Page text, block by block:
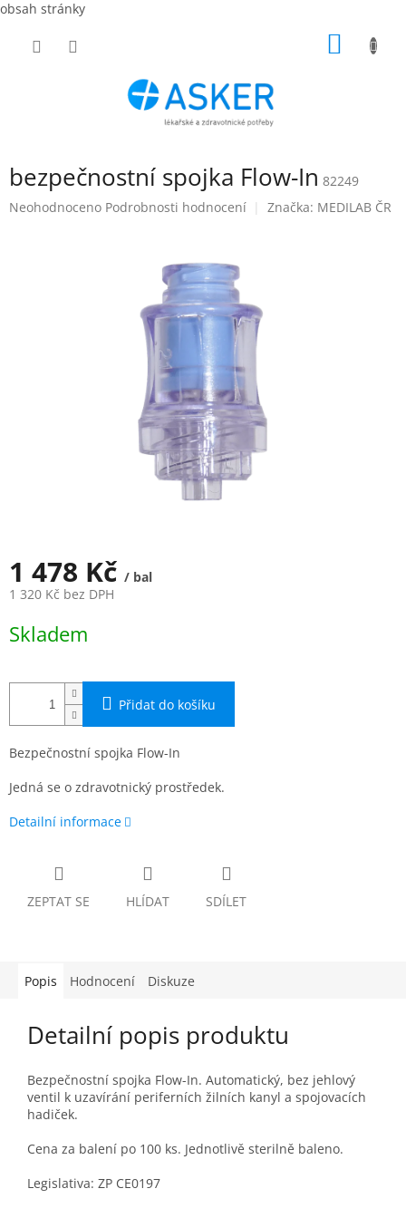
obsah stránky
bezpečnostní spojka Flow-In 82249
Průměrné
Neohodnoceno Podrobnosti hodnocení Značka: MEDILAB ČR
1 478 Kč / bal
1 320 Kč bez DPH
cena:
Skladem
Přidat do košíku
Bezpečnostní spojka Flow-In
Jedná se o zdravotnický prostředek.
Detailní informace
ZEPTAT SE HLÍDAT SDÍLET
Popis Hodnocení Diskuze
Detailní popis produktu
Bezpečnostní spojka Flow-In. Automatický, bez jehlový
ventil k uzavírání periferních žilních kanyl a spojovacích
hadiček.
Cena za balení po 100 ks. Jednotlivě sterilně baleno.
Legislativa: ZP CE0197